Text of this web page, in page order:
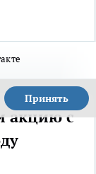
Принять
акцию с